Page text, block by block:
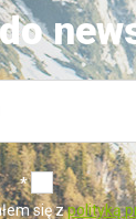
*
się zpolityką